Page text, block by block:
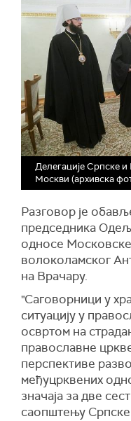
Делегације Српске
Москви (архивска
Разговор је
председника
односе Московске
волоколамског
на Врачару.
"Саговорници у
ситуацију у
освртом на
православне
перспективе
међуцрквених
значаја за две
саопштењу